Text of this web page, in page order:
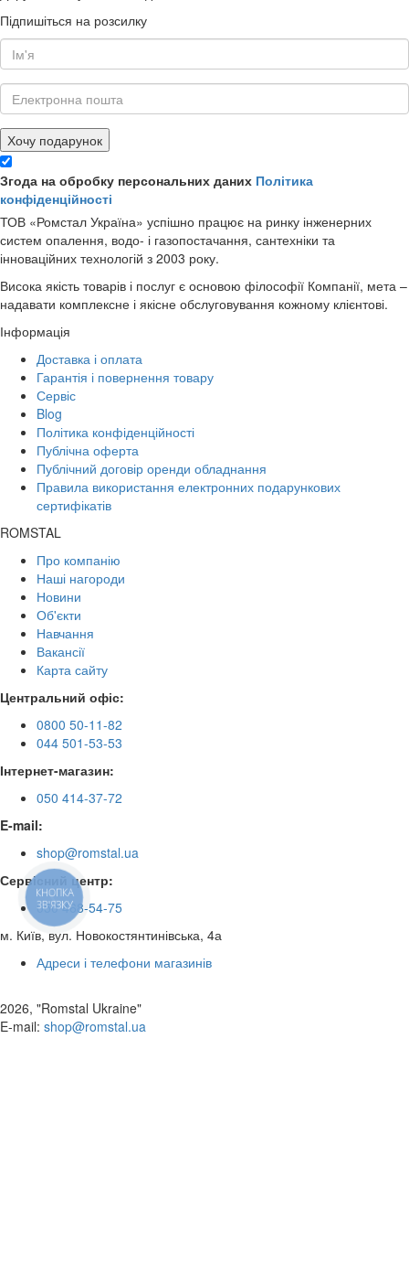
Підпишіться на розсилку
Хочу подарунок
Згода на обробку персональних даних Політика
конфіденційності
ТОВ «Ромстал Україна» успішно працює на ринку інженерних
систем опалення, водо- і газопостачання, сантехніки та
інноваційних технологій з 2003 року.
Висока якість товарів і послуг є основою філософії Компанії, мета –
надавати комплексне і якісне обслуговування кожному клієнтові.
Інформація
Доставка і оплата
Гарантія і повернення товару
Сервіс
Blog
Політика конфіденційності
Публічна оферта
Публічний договір оренди обладнання
Правила використання електронних подарункових
сертифікатів
ROMSTAL
Про компанію
Наші нагороди
Новини
Об'єкти
Навчання
Вакансії
Карта сайту
Центральний офіс:
0800 50-11-82
044 501-53-53
Інтернет-магазин:
050 414-37-72
E-mail:
shop@romstal.ua
Сервісний центр:
050 468-54-75
м. Київ, вул. Новокостянтинівська, 4а
Адреси і телефони магазинів
2026, "Romstal Ukraine"
​E-mail: shop@romstal.ua
КНОПКА
ЗВ'ЯЗКУ